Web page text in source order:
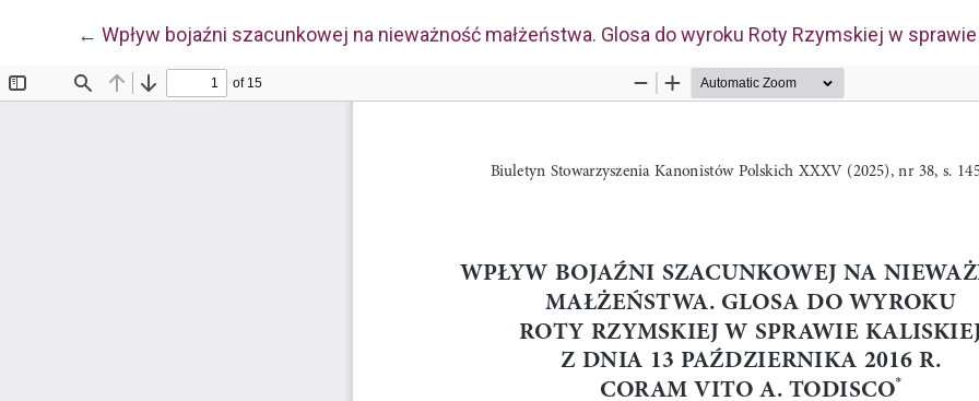
← Wróć do szczegółów artykułu
Wpływ bojaźni szacunkowej na nieważność małżeństwa. Glosa do wyroku Roty Rzymskiej w